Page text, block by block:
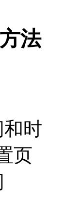
法
时
页